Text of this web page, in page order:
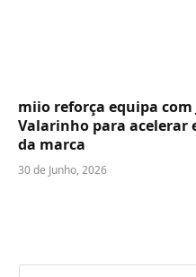
miio reforça equipa com
Valarinho para acelerar
da marca
30 de Junho, 2026